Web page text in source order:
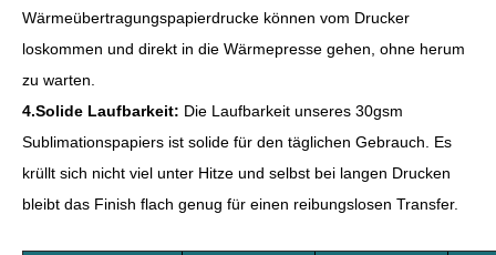
Wärmeübertragungspapierdrucke können vom Drucker
loskommen und direkt in die Wärmepresse gehen, ohne herum
zu warten.
4.Solide Laufbarkeit: Die Laufbarkeit unseres 30gsm
Sublimationspapiers ist solide für den täglichen Gebrauch. Es
krüllt sich nicht viel unter Hitze und selbst bei langen Drucken
bleibt das Finish flach genug für einen reibungslosen Transfer.